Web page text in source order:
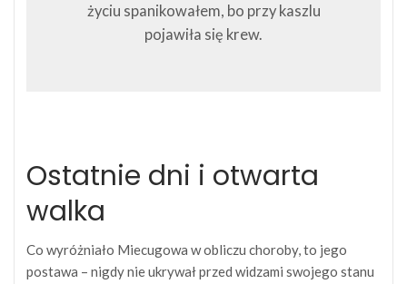
życiu spanikowałem, bo przy kaszlu
pojawiła się krew.
Ostatnie dni i otwarta
walka
Co wyróżniało Miecugowa w obliczu choroby, to jego
postawa – nigdy nie ukrywał przed widzami swojego stanu